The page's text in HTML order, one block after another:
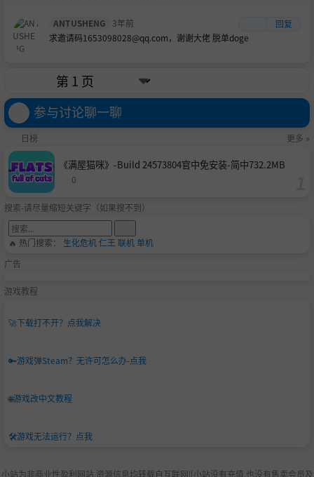
ANTUSHENG 3年前
回复
求邀请码1653098028@qq.com，谢谢大佬 脱单doge
参与讨论聊一聊
日榜 更多 »
《满屋猫咪》-Build 24573804官中免安装-简中732.2MB
0
搜索-请尽量缩短关键字（如果搜不到）
🔥 热门搜索： 生化危机仁王 联机单机
广告
游戏教程
🚀下载打不开？点我解决
🔑游戏弹Steam？无许可怎么办-点我
🌐游戏改中文教程
🛠️游戏无法运行？点我
小站为非商业性盈利网站,资源信息均转载自互联网|[小站没有充值.也没有售卖会员及